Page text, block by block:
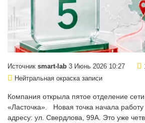
Источник smart-lab 3 Июнь 2026 10:27
Нейтральная окраска записи
Компания открыла пятое отделение
«Ласточка». Новая точка начала
адресу: ул. Свердлова, 99А. Это уже